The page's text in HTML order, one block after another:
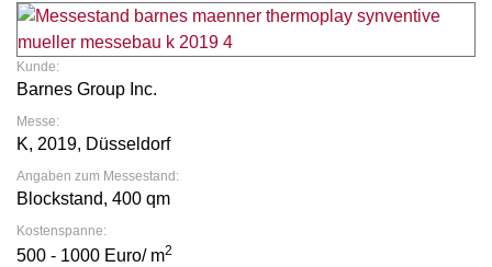
Kunde:
Barnes Group Inc.
Messe:
K, 2019, Düsseldorf
Angaben zum Messestand:
Blockstand, 400 qm
Kostenspanne:
500 - 1000 Euro/ m2